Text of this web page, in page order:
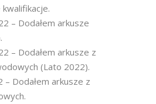
– Dodałem arkusze
– Dodałem arkusze z
(Lato 2022).
Dodałem arkusze z